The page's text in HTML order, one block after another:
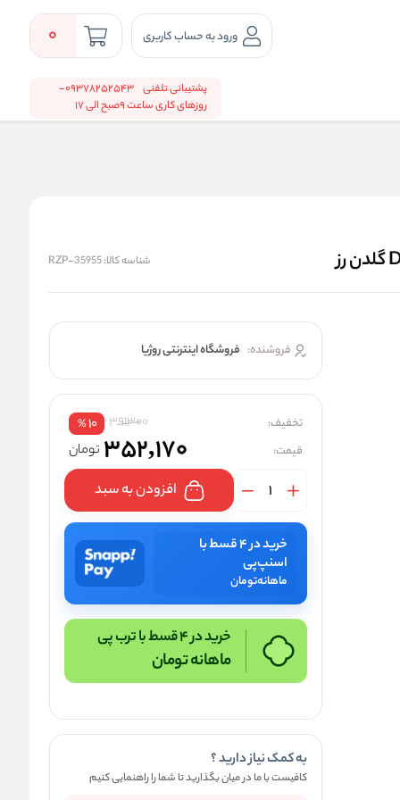
ورود به حساب کاربری 0
پشتیبانی تلفنی
09378252543-
روزهای کاری ساعت 9صبح الی 17
شناسه کالا:RZP-35955
فروشنده: فروشگاه اینترنتی روژیا
تخفیف: 391300
10
%
قیمت: 352,170 تومان
افزودن به سبد
خرید در ۴ قسط با
اسنپ‌پی
ماهانهتومان
خرید در 4 قسط با ترب پی
ماهانهتومان
به کمک نیاز دارید ؟
کافیست با ما در میان بگذارید تا شما را راهنمایی کنیم